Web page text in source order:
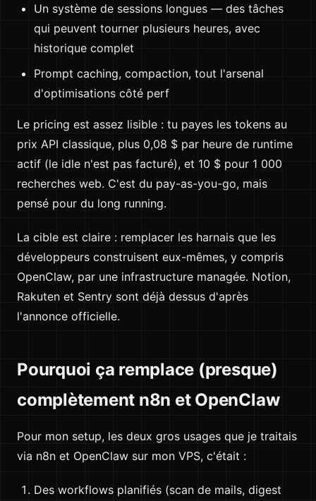
Un système de sessions longues — des tâches
qui peuvent tourner plusieurs heures, avec
historique complet
Prompt caching, compaction, tout l'arsenal
d'optimisations côté perf
Le pricing est assez lisible : tu payes les tokens au
prix API classique, plus 0,08 $ par heure de runtime
actif (le idle n'est pas facturé), et 10 $ pour 1 000
recherches web. C'est du pay-as-you-go, mais
pensé pour du long running.
La cible est claire : remplacer les harnais que les
développeurs construisent eux-mêmes, y compris
OpenClaw, par une infrastructure managée. Notion,
Rakuten et Sentry sont déjà dessus d'après
l'annonce officielle.
Pourquoi ça remplace (presque)
complètement n8n et OpenClaw
Pour mon setup, les deux gros usages que je traitais
via n8n et OpenClaw sur mon VPS, c'était :
Des workflows planifiés (scan de mails, digest